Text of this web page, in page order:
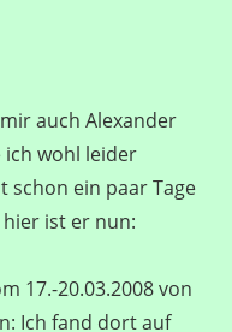
auch Alexander
ich wohl leider
schon ein paar Tage
ist er nun:
17.-20.03.2008 von
Ich fand dort auf